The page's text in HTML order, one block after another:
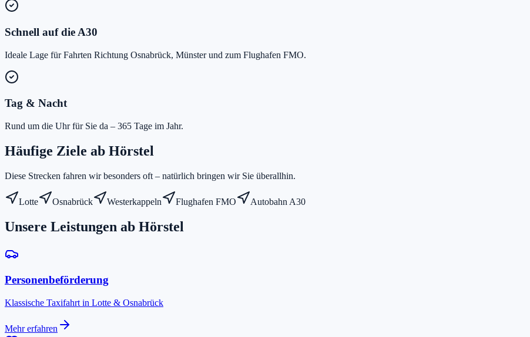
Schnell auf die A30
Ideale Lage für Fahrten Richtung Osnabrück, Münster und zum Flughafen FMO.
Tag & Nacht
Rund um die Uhr für Sie da – 365 Tage im Jahr.
Häufige Ziele ab Hörstel
Diese Strecken fahren wir besonders oft – natürlich bringen wir Sie überallhin.
Lotte Osnabrück Westerkappeln Flughafen FMO Autobahn A30
Unsere Leistungen ab Hörstel
Personenbeförderung
Klassische Taxifahrt in Lotte & Osnabrück
Mehr erfahren